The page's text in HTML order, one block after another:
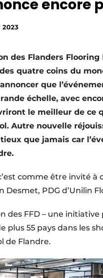
statement
2023
des Flanders
quatre coins du
que
échelle, avec
le meilleur de ce
Autre nouvelle
que jamais car
comme être invité à
Desmet, PDG d’Unilin
des FFD – une
plus 55 pays dans les
de Flandre.